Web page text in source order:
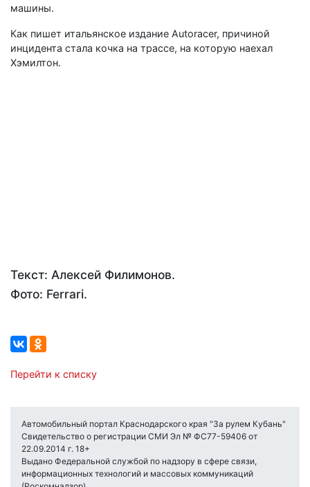
машины.
Как пишет итальянское издание Autoracer, причиной
инцидента стала кочка на трассе, на которую наехал
Хэмилтон.
Текст: Алексей Филимонов.
Фото: Ferrari.
Перейти к списку
Автомобильный портал Краснодарского края "За рулем Кубань"
Свидетельство о регистрации СМИ Эл № ФС77-59406 от
22.09.2014 г. 18+
Выдано Федеральной службой по надзору в сфере связи,
информационных технологий и массовых коммуникаций